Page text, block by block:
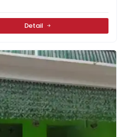
Detail